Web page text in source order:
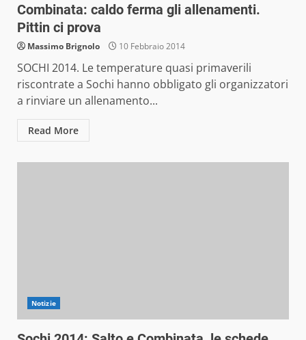
Combinata: caldo ferma gli allenamenti.
Pittin ci prova
Massimo Brignolo 10 Febbraio 2014
SOCHI 2014. Le temperature quasi primaverili
riscontrate a Sochi hanno obbligato gli organizzatori
a rinviare un allenamento...
Read More
Notizie